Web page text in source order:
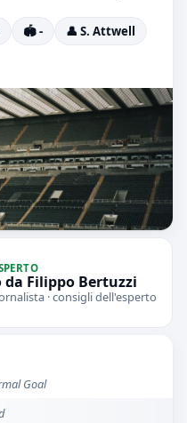
🏟️ -
👤 S. Attwell
Filippo Bertuzzi
· consigli dell'esperto
Goal